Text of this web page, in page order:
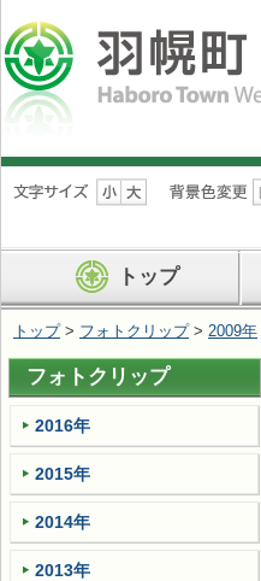
ナ
ビ
ン
を
ば
す
トップ
トップ> フォトクリップ> 2009年
フォトクリップ
2016年
2015年
2014年
2013年